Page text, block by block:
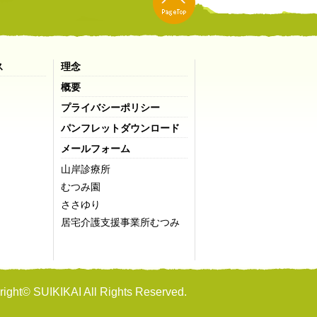
理念
概要
プライバシーポリシー
パンフレットダウンロード
メールフォーム
山岸診療所
むつみ園
ささゆり
居宅介護支援事業所むつみ
SUIKIKAI All Rights Reserved.